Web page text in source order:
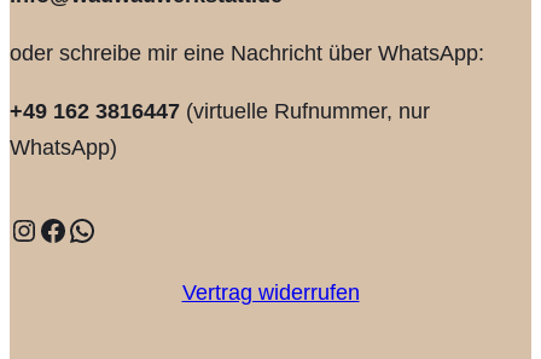
oder schreibe mir eine Nachricht über WhatsApp:
+49 162 3816447 (virtuelle Rufnummer, nur
WhatsApp)
Instagram Facebook WhatsApp
Vertrag widerrufen